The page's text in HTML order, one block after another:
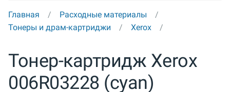
Главная
Расходные материалы
Тонеры и драм-картриджи
Xerox
Тонер-картридж Xerox
006R03228 (cyan)